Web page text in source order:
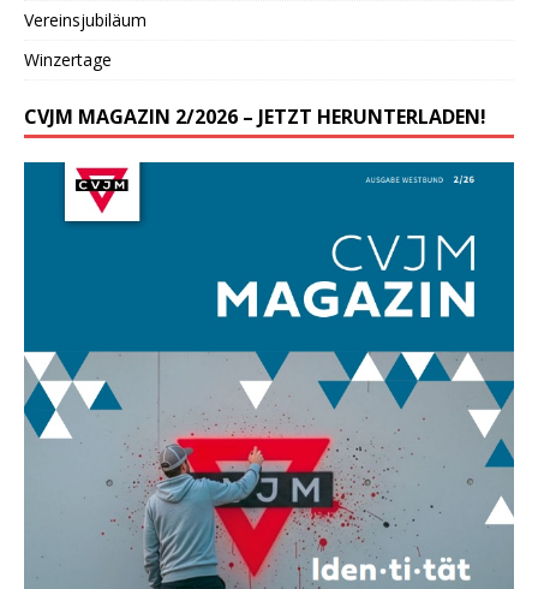
Vereinsjubiläum
Winzertage
CVJM MAGAZIN 2/2026 – JETZT HERUNTERLADEN!